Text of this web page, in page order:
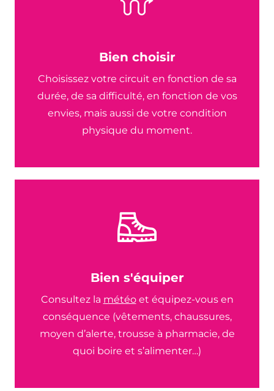
Bien choisir
Choisissez votre circuit en fonction de sa
durée, de sa difficulté, en fonction de vos
envies, mais aussi de votre condition
physique du moment.
Bien s'équiper
Consultez la météoet équipez-vous en
conséquence (vêtements, chaussures,
moyen d’alerte, trousse à pharmacie, de
quoi boire et s’alimenter…)